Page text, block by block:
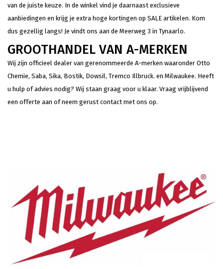
van de juiste keuze. In de winkel vind je daarnaast exclusieve
aanbiedingen en krijg je extra hoge kortingen op SALE artikelen. Kom
dus gezellig langs! Je vindt ons aan de Meerweg 3 in Tynaarlo.
GROOTHANDEL VAN A-MERKEN
Wij zijn officieel dealer van gerenommeerde A-merken waaronder Otto
Chemie, Saba, Sika, Bostik, Dowsil, Tremco Illbruck. en Milwaukee. Heeft
u hulp of advies nodig? Wij staan graag voor u klaar. Vraag vrijblijvend
een offerte aan of neem gerust contact met ons op.